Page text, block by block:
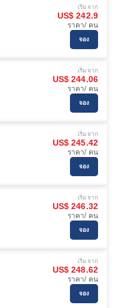
เริ่มจาก
US$ 242.9
ราคา/ คน
จอง
เริ่มจาก
US$ 244.06
ราคา/ คน
จอง
เริ่มจาก
US$ 245.42
ราคา/ คน
จอง
เริ่มจาก
US$ 246.32
ราคา/ คน
จอง
เริ่มจาก
US$ 248.62
ราคา/ คน
จอง